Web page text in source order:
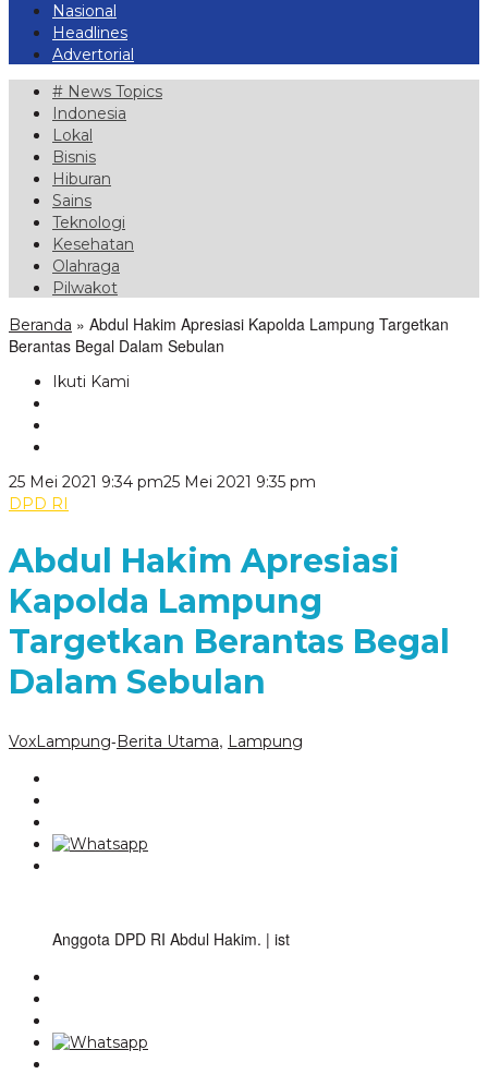
Nasional
Headlines
Advertorial
# News Topics
Indonesia
Lokal
Bisnis
Hiburan
Sains
Teknologi
Kesehatan
Olahraga
Pilwakot
Beranda » Abdul Hakim Apresiasi Kapolda Lampung Targetkan
Berantas Begal Dalam Sebulan
Ikuti Kami
25 Mei 2021 9:34 pm25 Mei 2021 9:35 pm
DPD RI
Abdul Hakim Apresiasi
Kapolda Lampung
Targetkan Berantas Begal
Dalam Sebulan
VoxLampung-Berita Utama, Lampung
Anggota DPD RI Abdul Hakim. | ist